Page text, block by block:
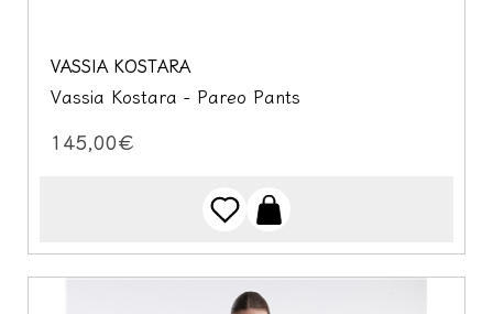
VASSIA KOSTARA
Vassia Kostara - Pareo Pants
145,00€